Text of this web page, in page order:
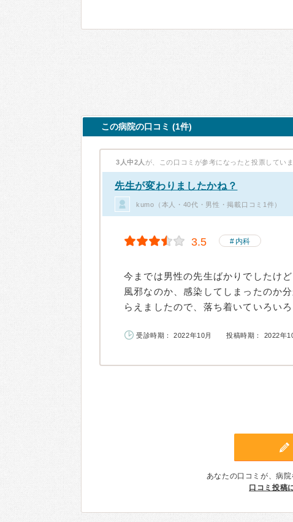
この病院の口コミ (1件)
3人中2人 が、この口コミが参考になったと投票していま
先生が変わりましたかね？
kumo（本人・40代・男性・掲載口コミ1件）
3.5 内科
今までは男性の先生ばかりでしたけ
風邪なのか、感染してしまったのか
らえましたので、落ち着いていろい
受診時期： 2022年10月 投稿時期： 2022年
あなたの口コミが、病院
口コミ投稿